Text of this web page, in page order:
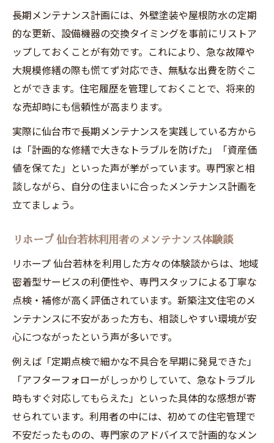
長期メンテナンス計画には、外壁塗装や屋根防水の定期
的な更新、設備機器の交換タイミングを事前にリストア
ップしておくことが有効です。これにより、急な故障や
大規模修繕の際も慌てず対応でき、無駄な出費を防ぐこ
とができます。住宅履歴を管理しておくことで、将来的
な売却時にも信頼性が高まります。
実際に仙台市で長期メンテナンスを実践している方から
は「計画的な修繕で大きなトラブルを防げた」「資産価
値を保てた」といった声が挙がっています。専門家と相
談しながら、自分の住まいに合ったメンテナンス計画を
立てましょう。
リホープ 仙台若林利用者のメンテナンス体験談
リホープ 仙台若林を利用した方々の体験談からは、地域
密着型サービスの利便性や、専門スタッフによる丁寧な
点検・補修が高く評価されています。新築注文住宅のメ
ンテナンスに不安があった方も、相談しやすい環境が安
心につながったという声が多いです。
例えば「定期点検で細かな不具合を早期に発見できた」
「アフターフォローがしっかりしていて、急なトラブル
時もすぐ対応してもらえた」といった具体的な感想が寄
せられています。利用者の中には、初めての住宅管理で
不安だったものの、専門家のアドバイスで計画的なメン